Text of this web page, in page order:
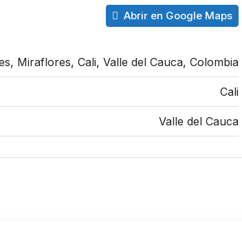
Abrir en Google Maps
Miraflores, Cali, Valle del Cauca, Colombia
Cali
Valle del Cauca